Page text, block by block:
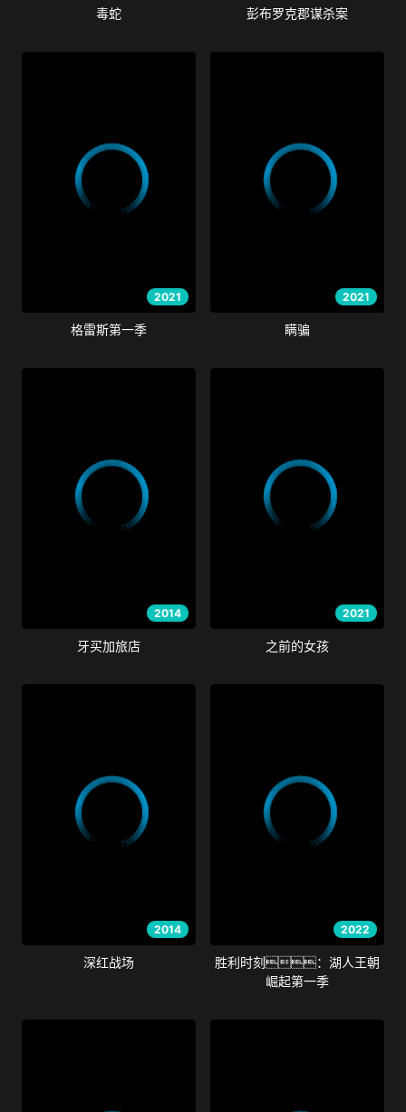
毒蛇 彭布罗克郡谋杀案
2021
格雷斯第一季
2021
瞒骗
2014
牙买加旅店
2021
之前的女孩
2014
深红战场
2022
胜利时刻：湖人王朝
崛起第一季